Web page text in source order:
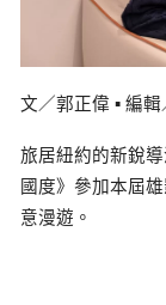
文／郭正偉 ▪ 編
旅居紐約的新銳
國度》參加本屆
意漫遊。